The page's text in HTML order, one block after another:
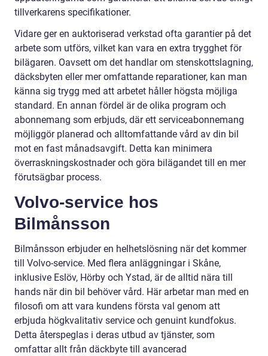
tillverkarens specifikationer.
Vidare ger en auktoriserad verkstad ofta garantier på det
arbete som utförs, vilket kan vara en extra trygghet för
bilägaren. Oavsett om det handlar om stenskottslagning,
däcksbyten eller mer omfattande reparationer, kan man
känna sig trygg med att arbetet håller högsta möjliga
standard. En annan fördel är de olika program och
abonnemang som erbjuds, där ett serviceabonnemang
möjliggör planerad och alltomfattande vård av din bil
mot en fast månadsavgift. Detta kan minimera
överraskningskostnader och göra bilägandet till en mer
förutsägbar process.
Volvo-service hos
Bilmånsson
Bilmånsson erbjuder en helhetslösning när det kommer
till Volvo-service. Med flera anläggningar i Skåne,
inklusive Eslöv, Hörby och Ystad, är de alltid nära till
hands när din bil behöver vård. Här arbetar man med en
filosofi om att vara kundens första val genom att
erbjuda högkvalitativ service och genuint kundfokus.
Detta återspeglas i deras utbud av tjänster, som
omfattar allt från däckbyte till avancerad